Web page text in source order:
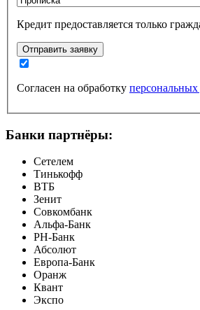
Кредит предоставляется только
Отправить заявку
Согласен на обработку
Банки партнёры:
Сетелем
Тинькофф
ВТБ
Зенит
Совкомбанк
Альфа-Банк
РН-Банк
Абсолют
Европа-Банк
Оранж
Квант
Экспо